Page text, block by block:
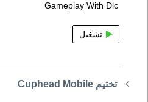
Gameplay With Dlc
تشغيل
تختيم Cuphead Mobile